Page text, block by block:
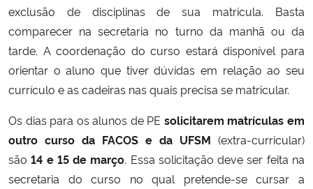
Advocacia-Geral da União
Banco Central do Brasil
exclusão de disciplinas de sua matrícula. Basta
comparecer na secretaria no turno da manhã ou da
tarde. A coordenação do curso estará disponível para
orientar o aluno que tiver dúvidas em relação ao seu
currículo e as cadeiras nas quais precisa se matricular.
Os dias para os alunos de PE solicitarem matrículas em
outro curso da FACOS e da UFSM (extra-curricular)
são14 e 15 de março. Essa solicitação deve ser feita na
secretaria do curso no qual pretende-se cursar a